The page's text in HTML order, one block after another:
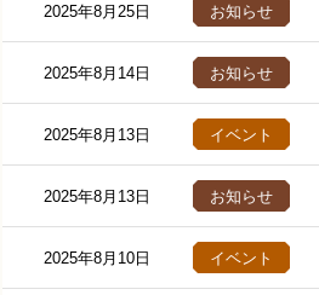
2025年8月25日 お知らせ
2025年8月14日 お知らせ
2025年8月13日 イベント
2025年8月13日 お知らせ
2025年8月10日 イベント